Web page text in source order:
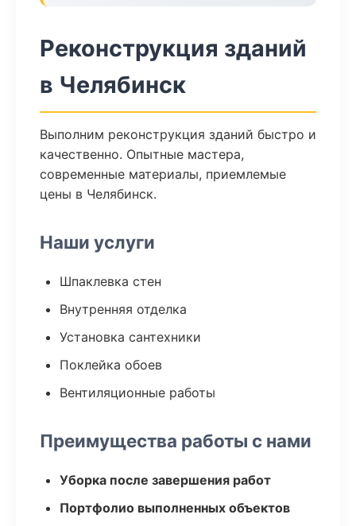
Реконструкция зданий
в Челябинск
Выполним реконструкция зданий быстро и
качественно. Опытные мастера,
современные материалы, приемлемые
цены в Челябинск.
Наши услуги
Шпаклевка стен
Внутренняя отделка
Установка сантехники
Поклейка обоев
Вентиляционные работы
Преимущества работы с нами
Уборка после завершения работ
Портфолио выполненных объектов